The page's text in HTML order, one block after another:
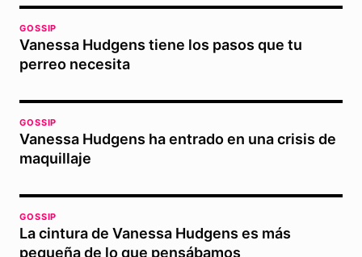
GOSSIP
Vanessa Hudgens tiene los pasos que tu
perreo necesita
GOSSIP
Vanessa Hudgens ha entrado en una crisis de
maquillaje
GOSSIP
La cintura de Vanessa Hudgens es más
pequeña de lo que pensábamos